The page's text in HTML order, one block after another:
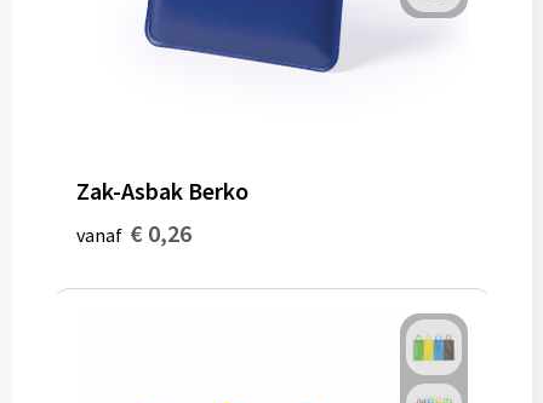
Zak-Asbak Berko
vanaf € 0,26